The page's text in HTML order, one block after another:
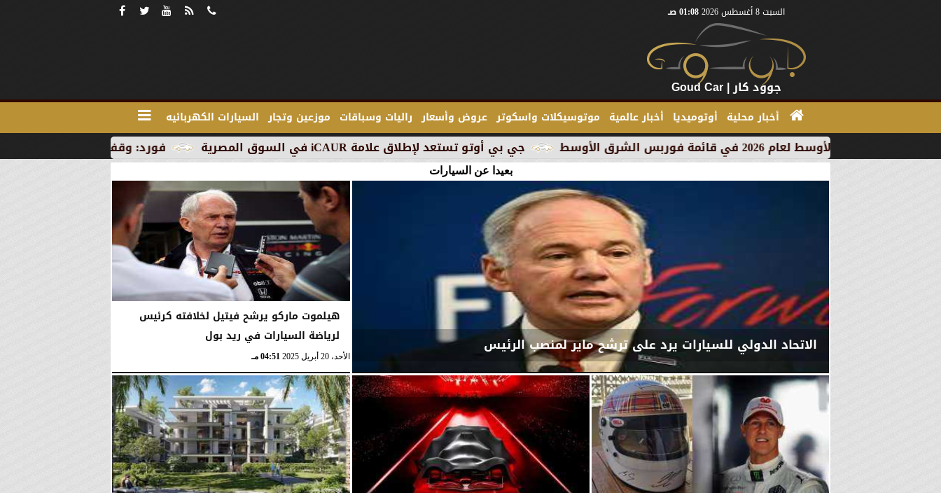
السبت 8 أغسطس 2026 01:08 صـ
جوود كار | Goud Car
أخبار محلية أوتوميديا أخبار عالمية موتوسيكلات واسكوتر عروض وأسعار راليات وسباقات موزعين وتجار السيارات الكهربائيه
فورد: وقف الإنتاج في رومانيا بسبب جي بي أوتو تستعد لإطلاق علامة iCAUR في السوق المصرية
بعيدا عن السيارات
الاتحاد الدولي للسيارات يرد على ترشح ماير لمنصب الرئيس
الأحد، 6 يوليو 2025 05:44 مـ
هيلموت ماركو يرشح فيتيل لخلافته كرئيس
لرياضة السيارات في ريد بول
الأحد، 20 أبريل 2025 04:51 مـ